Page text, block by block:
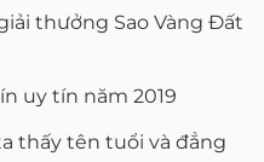
thưởng Sao Vàng Đất
uy tín năm 2019
thấy tên tuổi và đẳng